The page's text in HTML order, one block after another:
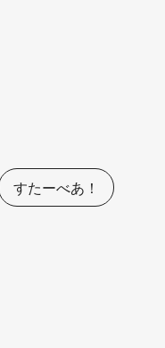
すたーべあ！